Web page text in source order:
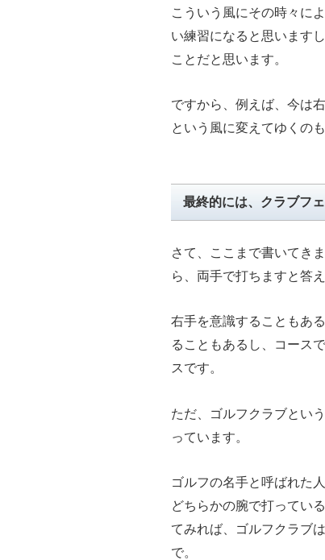
こういう風にその時々に
い練習になると思います
ことだと思います。
ですから、例えば、今は
という風に変えてゆくの
最終的には、クラブフ
さて、ここまで書いてき
ら、両手で打ちますと答
右手を意識することもあ
ることもあるし、コース
スです。
ただ、ゴルフクラブとい
っています。
ゴルフの名手と呼ばれた
どちらかの腕で打ってい
てみれば、ゴルフクラブ
で。